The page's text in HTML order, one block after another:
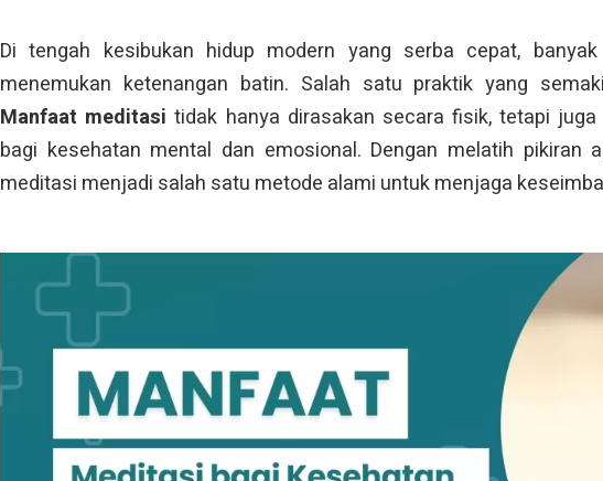
Di tengah kesibukan hidup modern yang serba cepat,
menemukan ketenangan batin. Salah satu praktik yang
Manfaat meditasi tidak hanya dirasakan secara fisik, tetapi
bagi kesehatan mental dan emosional. Dengan melatih pikiran
meditasi menjadi salah satu metode alami untuk menjaga